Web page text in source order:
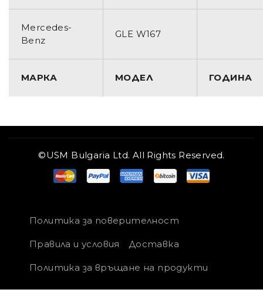
МАРКА МОДЕЛ ГОДИНА
Mercedes-
Benz
GLE W167
©USM Bulgaria Ltd. All Rights Reserved.
Политика за поверителност
Правила и условия Доставка
Политика за връщане на продукти